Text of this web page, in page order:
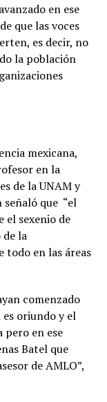
en ese
que las voces
es decir, no
la población
mexicana,
en la
de la UNAM y
señaló que “el
el sexenio de
la
todo en las áreas
comenzado
oriundo y el
pero en ese
Batel que
de AMLO”,